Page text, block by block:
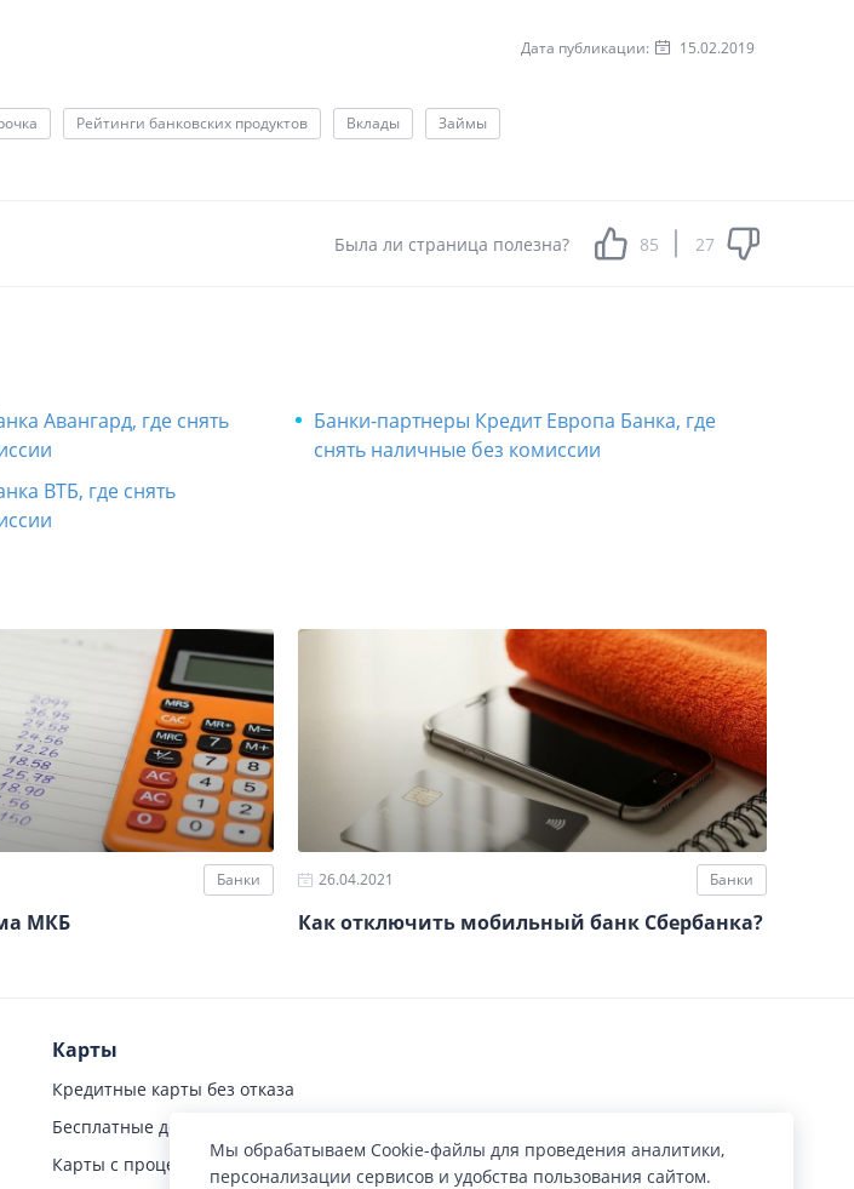
Дата публикации: 15.02.2019
Рейтинги банковских продуктов Вклады Займы
Была ли страница полезна? 85 27
Авангард, где снять
ВТБ, где снять
​Банки-партнеры Кредит Европа Банка, где
снять наличные без комиссии
Банки
МКБ
26.04.2021 Банки
Как отключить мобильный банк Сбербанка?
Карты
Кредитные карты без отказа
Бесплатные дебетовые карты
Карты с процентом на остаток
Мы обрабатываем Cookie-файлы для проведения аналитики,
персонализации сервисов и удобства пользования сайтом.